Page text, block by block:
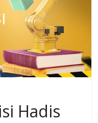
Hadis